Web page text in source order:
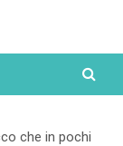
che in pochi